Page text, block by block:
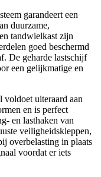
garandeert een
duurzame,
tandwielkast zijn
goed beschermd
De geharde lastschijf
een gelijkmatige en
voldoet uiteraard aan
en is perfect
en lasthaken van
veiligheidskleppen,
overbelasting in plaats
voordat er iets